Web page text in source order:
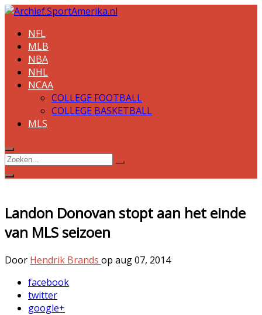
NFL
MLB
NBA
NHL
NCAA
COLLEGE FOOTBALL
COLLEGE BASKETBALL
MLS
Landon Donovan stopt aan het einde
van MLS seizoen
Door Hendrik Brands op aug 07, 2014
facebook
twitter
google+